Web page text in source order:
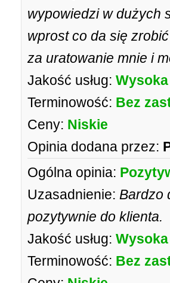
wypowiedzi w dużych
wprost co da się
za uratowanie mnie i
Jakość usług: Wysoka
Terminowość: Bez
Ceny: Niskie
Opinia dodana przez:
Ogólna opinia:
Uzasadnienie: Bardzo
pozytywnie do klienta.
Jakość usług: Wysoka
Terminowość: Bez